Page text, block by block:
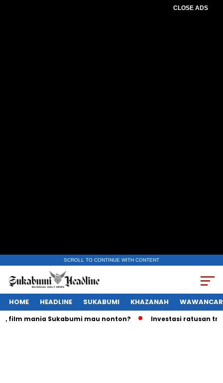
CLOSE ADS
SCROLL TO CONTINUE WITH CONTENT
HOME HEADLINE SUKABUMI KHAZANAH
mania Sukabumi mau nonton? Investasi ratusan triliun